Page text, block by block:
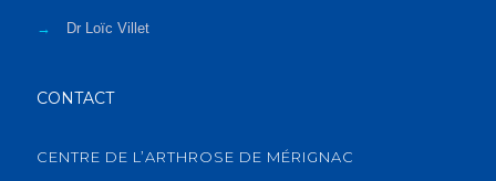
→ Dr Loïc Villet
CONTACT
CENTRE DE L’ARTHROSE DE MÉRIGNAC